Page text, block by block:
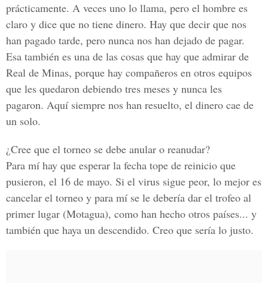
prácticamente. A veces uno lo llama, pero el hombre es
claro y dice que no tiene dinero. Hay que decir que nos
han pagado tarde, pero nunca nos han dejado de pagar.
Esa también es una de las cosas que hay que admirar de
Real de Minas, porque hay compañeros en otros equipos
que les quedaron debiendo tres meses y nunca les
pagaron. Aquí siempre nos han resuelto, el dinero cae de
un solo.
¿Cree que el torneo se debe anular o reanudar?
Para mí hay que esperar la fecha tope de reinicio que
pusieron, el 16 de mayo. Si el virus sigue peor, lo mejor es
cancelar el torneo y para mí se le debería dar el trofeo al
primer lugar (Motagua), como han hecho otros países... y
también que haya un descendido. Creo que sería lo justo.